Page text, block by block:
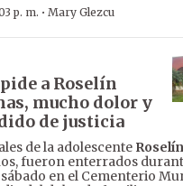
p. m. · Mary Glezcu
a Roselín
mucho dolor y
de justicia
de la adolescente Roselín
fueron enterrados
en el Cementerio